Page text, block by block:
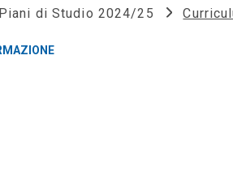
di Studio 2024/25